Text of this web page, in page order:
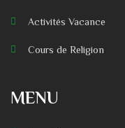
Activités Vacance
Cours de Religion
MENU